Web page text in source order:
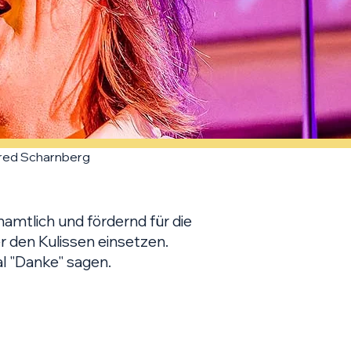
Scharnberg
und fördernd für die
Kulissen einsetzen.
"Danke" sagen.